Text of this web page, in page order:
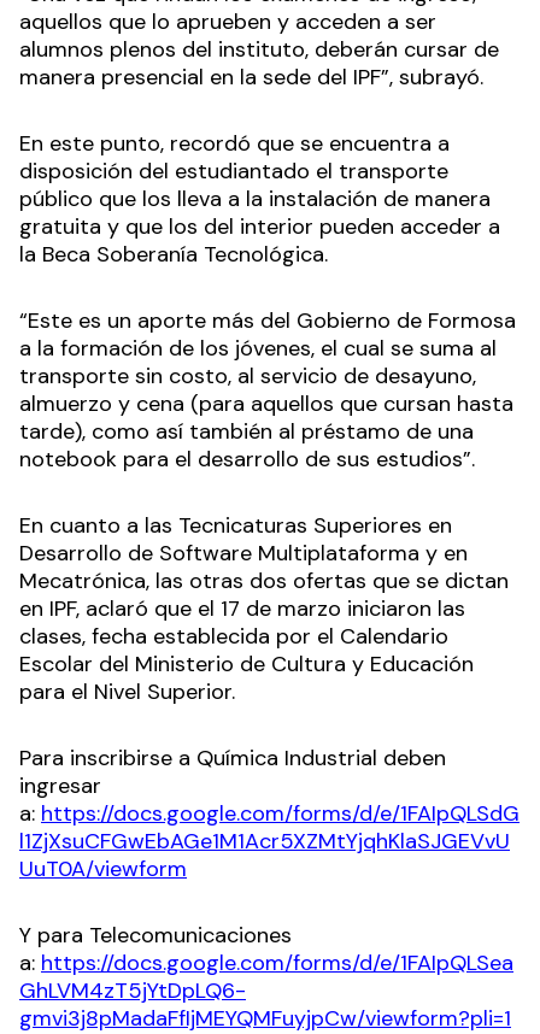
aquellos que lo aprueben y acceden a ser
alumnos plenos del instituto, deberán cursar de
manera presencial en la sede del IPF”, subrayó.
En este punto, recordó que se encuentra a
disposición del estudiantado el transporte
público que los lleva a la instalación de manera
gratuita y que los del interior pueden acceder a
la Beca Soberanía Tecnológica.
“Este es un aporte más del Gobierno de Formosa
a la formación de los jóvenes, el cual se suma al
transporte sin costo, al servicio de desayuno,
almuerzo y cena (para aquellos que cursan hasta
tarde), como así también al préstamo de una
notebook para el desarrollo de sus estudios”.
En cuanto a las Tecnicaturas Superiores en
Desarrollo de Software Multiplataforma y en
Mecatrónica, las otras dos ofertas que se dictan
en IPF, aclaró que el 17 de marzo iniciaron las
clases, fecha establecida por el Calendario
Escolar del Ministerio de Cultura y Educación
para el Nivel Superior.
Para inscribirse a Química Industrial deben
ingresar
a: https://docs.google.com/forms/d/e/1FAIpQLSdG
l1ZjXsuCFGwEbAGe1M1Acr5XZMtYjqhKlaSJGEVvU
UuT0A/viewform
Y para Telecomunicaciones
a: https://docs.google.com/forms/d/e/1FAIpQLSea
GhLVM4zT5jYtDpLQ6-
gmvi3j8pMadaFfIjMEYQMFuyjpCw/viewform?pli=1